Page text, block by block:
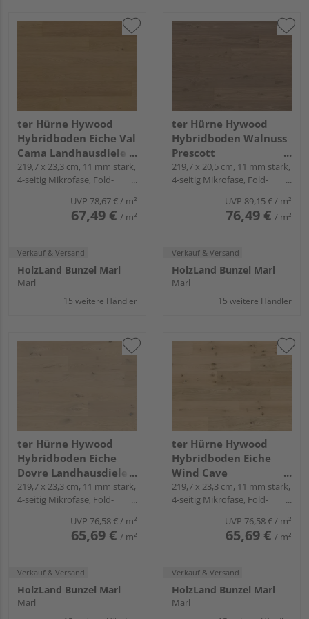
ter Hürne Hywood
Hybridboden Eiche Val
Cama Landhausdiele
lackiert extramatt
natürlich - CLASSIC
COLLECTION
219,7 x 23,3 cm, 11 mm stark,
4-seitig Mikrofase, Fold-
UVP 78,67 €/ m²
67,49 € / m²
Verkauf & Versand
HolzLand Bunzel Marl
Marl
15 weitere Händler
ter Hürne Hywood
Hybridboden Walnuss
Prescott
Landhausdiele lackiert
extramatt lebhaft -
CLASSIC COLLECTION
219,7 x 20,5 cm, 11 mm stark,
4-seitig Mikrofase, Fold-
UVP 89,15 €/ m²
76,49 € / m²
Verkauf & Versand
HolzLand Bunzel Marl
Marl
15 weitere Händler
ter Hürne Hywood
Hybridboden Eiche
Dovre Landhausdiele
lackiert extramatt
lebhaft - CLASSIC
COLLECTION
219,7 x 23,3 cm, 11 mm stark,
4-seitig Mikrofase, Fold-
UVP 76,58 €/ m²
65,69 € / m²
Verkauf & Versand
HolzLand Bunzel Marl
Marl
ter Hürne Hywood
Hybridboden Eiche
Wind Cave
Landhausdiele lackiert
extramatt lebhaft -
CLASSIC COLLECTION
219,7 x 23,3 cm, 11 mm stark,
4-seitig Mikrofase, Fold-
UVP 76,58 €/ m²
65,69 € / m²
Verkauf & Versand
HolzLand Bunzel Marl
Marl